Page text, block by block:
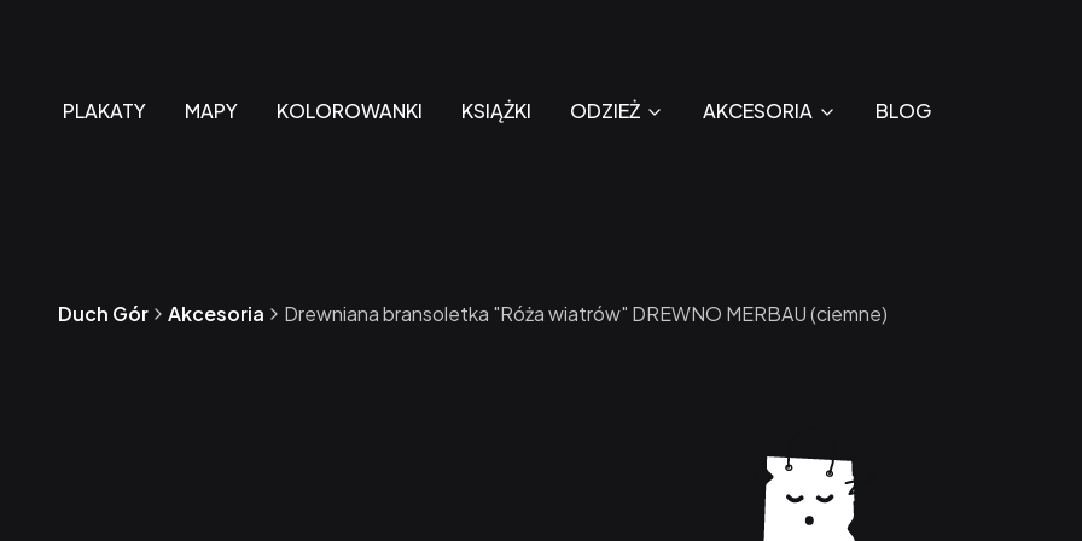
PLAKATY MAPY KOLOROWANKI KSIĄŻKI ODZIEŻ AKCESORIA BLOG
Duch Gór Akcesoria Drewniana bransoletka "Róża wiatrów" DREWNO MERBAU (ciemne)